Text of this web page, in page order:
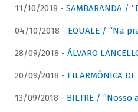
11/10/2018 - SAMBARANDA /
04/10/2018 - EQUALE / “Na
28/09/2018 - ÁLVARO
20/09/2018 - FILARMÔNICA
13/09/2018 - BILTRE / “Nosso